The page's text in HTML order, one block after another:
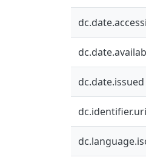
dc.date.issued
dc.identifier.uri